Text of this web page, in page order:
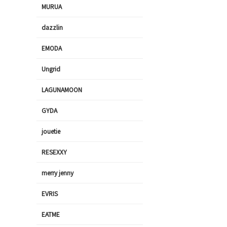
MURUA
dazzlin
EMODA
Ungrid
LAGUNAMOON
GYDA
jouetie
RESEXXY
merry jenny
EVRIS
EATME